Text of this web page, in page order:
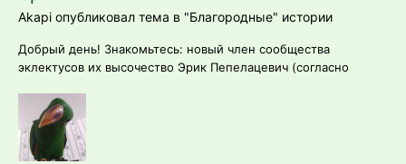
Akapi опубликовал тема в "Благородные" истории
Добрый день! Знакомьтесь: новый член сообщества
эклектусов их высочество Эрик Пепелацевич (согласно
августа из подмосковного роддома им. Шенцовых, где
откармливают не только птиц, но и всех приежающих.
Парень нам достался - шилохвость (то биш ш...